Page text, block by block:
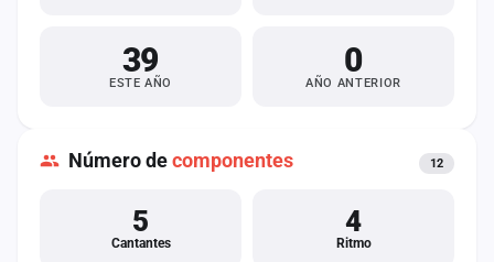
39
ESTE AÑO
0
AÑO ANTERIOR
Número decomponentes 12
5
Cantantes
4
Ritmo